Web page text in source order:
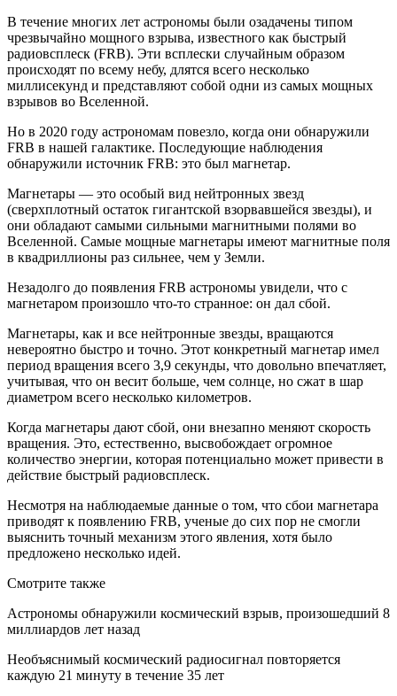
В течение многих лет астрономы были озадачены типом
чрезвычайно мощного взрыва, известного как быстрый
радиовсплеск (FRB). Эти всплески случайным образом
происходят по всему небу, длятся всего несколько
миллисекунд и представляют собой одни из самых мощных
взрывов во Вселенной.
Но в 2020 году астрономам повезло, когда они обнаружили
FRB в нашей галактике. Последующие наблюдения
обнаружили источник FRB: это был магнетар.
Магнетары — это особый вид нейтронных звезд
(сверхплотный остаток гигантской взорвавшейся звезды), и
они обладают самыми сильными магнитными полями во
Вселенной. Самые мощные магнетары имеют магнитные поля
в квадриллионы раз сильнее, чем у Земли.
Незадолго до появления FRB астрономы увидели, что с
магнетаром произошло что-то странное: он дал сбой.
Магнетары, как и все нейтронные звезды, вращаются
невероятно быстро и точно. Этот конкретный магнетар имел
период вращения всего 3,9 секунды, что довольно впечатляет,
учитывая, что он весит больше, чем солнце, но сжат в шар
диаметром всего несколько километров.
Когда магнетары дают сбой, они внезапно меняют скорость
вращения. Это, естественно, высвобождает огромное
количество энергии, которая потенциально может привести в
действие быстрый радиовсплеск.
Несмотря на наблюдаемые данные о том, что сбои магнетара
приводят к появлению FRB, ученые до сих пор не смогли
выяснить точный механизм этого явления, хотя было
предложено несколько идей.
Смотрите также
Астрономы обнаружили космический взрыв, произошедший 8
миллиардов лет назад
Необъяснимый космический радиосигнал повторяется
каждую 21 минуту в течение 35 лет